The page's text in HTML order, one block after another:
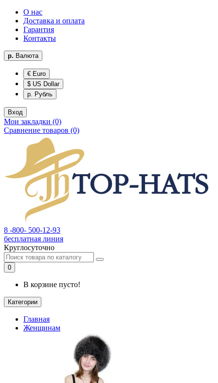
О нас
Доставка и оплата
Гарантия
Контакты
р. Валюта
€ Euro
$ US Dollar
р. Рубль
Вход
Мои закладки (0)
Сравнение товаров (0)
8 -800- 500-12-93
бесплатная линия
Круглосуточно
0
В корзине пусто!
Категории
Главная
Женщинам